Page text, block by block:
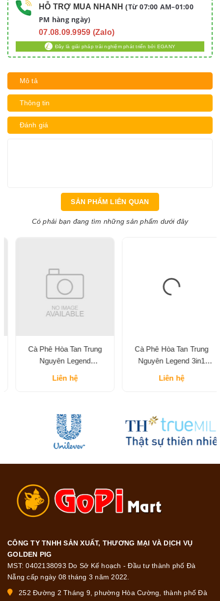
HỖ TRỢ MUA NHANH (Từ 07:00 AM–01:00
PM hàng ngày)
07.08.09.9959 (Zalo)
Đây là giải pháp trải nghiệm phát triển bởi EGANY
Mô tả
Thông tin
Đánh giá
SẢN PHẨM LIÊN QUAN
Có phải bạn đang tìm những sản phẩm dưới đây
Cà Phê Hòa Tan Trung
Nguyên Legend
Liên hệ
Cà Phê Hòa Tan Trung
Nguyên Legend 3in1
Liên hệ
CÔNG TY TNHH SẢN XUẤT, THƯƠNG MẠI VÀ DỊCH VỤ
GOLDEN PIG
MST: 0402138093 Do Sở Kế hoạch - Đầu tư thành phố Đà
Nẵng cấp ngày 08 tháng 3 năm 2022.
252 Đường 2 Tháng 9, phường Hòa Cường, thành phố Đà